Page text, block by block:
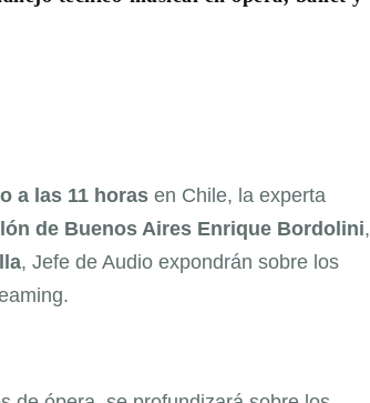
a las 11 horas en Chile, la experta
de Buenos Aires Enrique Bordolini,
, Jefe de Audio expondrán sobre los